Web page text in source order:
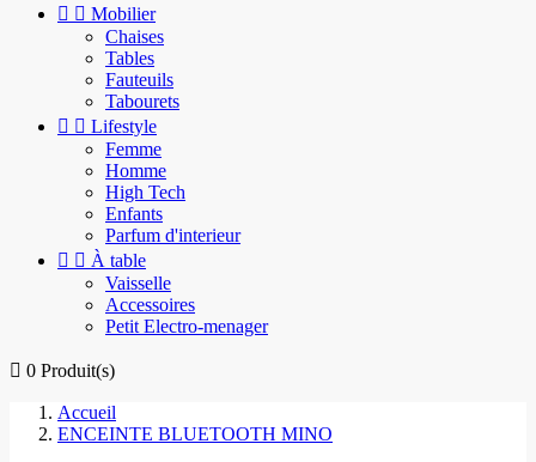
  Mobilier
Chaises
Tables
Fauteuils
Tabourets
  Lifestyle
Femme
Homme
High Tech
Enfants
Parfum d'interieur
  À table
Vaisselle
Accessoires
Petit Electro-menager
 0 Produit(s)
Accueil
ENCEINTE BLUETOOTH MINO